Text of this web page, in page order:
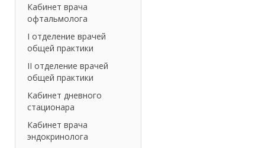
Кабинет врача
офтальмолога
I отделение врачей
общей практики
II отделение врачей
общей практики
Кабинет дневного
стационара
Кабинет врача
эндокринолога